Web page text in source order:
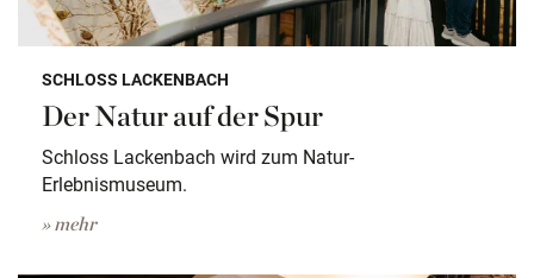
SCHLOSS LACKENBACH
Der Natur auf der Spur
Schloss Lackenbach wird zum Natur-
Erlebnismuseum.
» mehr